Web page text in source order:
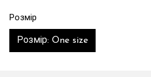
Розмір
Розмір: One size